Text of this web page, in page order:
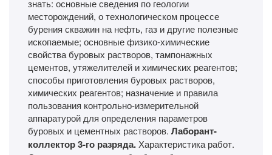
знать: основные сведения по геологии
месторождений, о технологическом процессе
бурения скважин на нефть, газ и другие полезные
ископаемые; основные физико-химические
свойства буровых растворов, тампонажных
цементов, утяжелителей и химических реагентов;
способы приготовления буровых растворов,
химических реагентов; назначение и правила
пользования контрольно-измерительной
аппаратурой для определения параметров
буровых и цементных растворов. Лаборант-
коллектор 3-го разряда. Характеристика работ.